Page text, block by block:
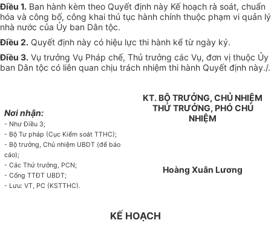
Điều 1. Ban hành kèm theo Quyết định này Kế hoạch rà soát, chuẩn
hóa và công bố, công khai thủ tục hành chính thuộc phạm vi quản lý
nhà nước của Ủy ban Dân tộc.
Điều 2. Quyết định này có hiệu lực thi hành kể từ ngày ký.
Điều 3. Vụ trưởng Vụ Pháp chế, Thủ trưởng các Vụ, đơn vị thuộc Ủy
ban Dân tộc có liên quan chịu trách nhiệm thi hành Quyết định này./.
Nơi nhận:
- Như Điều 3;
- Bộ Tư pháp (Cục Kiểm soát TTHC);
- Bộ trưởng, Chủ nhiệm UBDT (để báo
cáo);
-Các Thứ trưởng, PCN;
-Cổng TTĐT UBDT;
- Lưu: VT, PC (KSTTHC).
KT. BỘTRƯỞNG, CHỦ NHIỆM
THỨ TRƯỞNG, PHÓ CHỦ
NHIỆM
Hoàng Xuân Lương
KẾ HOẠCH